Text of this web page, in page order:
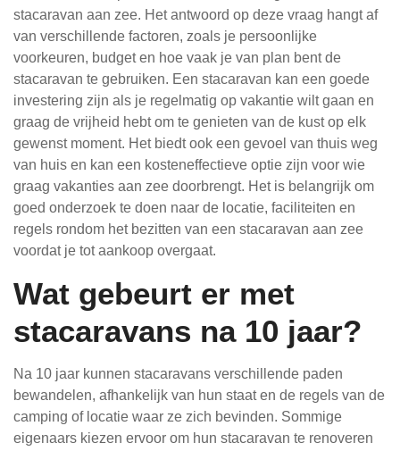
stacaravan aan zee. Het antwoord op deze vraag hangt af
van verschillende factoren, zoals je persoonlijke
voorkeuren, budget en hoe vaak je van plan bent de
stacaravan te gebruiken. Een stacaravan kan een goede
investering zijn als je regelmatig op vakantie wilt gaan en
graag de vrijheid hebt om te genieten van de kust op elk
gewenst moment. Het biedt ook een gevoel van thuis weg
van huis en kan een kosteneffectieve optie zijn voor wie
graag vakanties aan zee doorbrengt. Het is belangrijk om
goed onderzoek te doen naar de locatie, faciliteiten en
regels rondom het bezitten van een stacaravan aan zee
voordat je tot aankoop overgaat.
Wat gebeurt er met
stacaravans na 10 jaar?
Na 10 jaar kunnen stacaravans verschillende paden
bewandelen, afhankelijk van hun staat en de regels van de
camping of locatie waar ze zich bevinden. Sommige
eigenaars kiezen ervoor om hun stacaravan te renoveren